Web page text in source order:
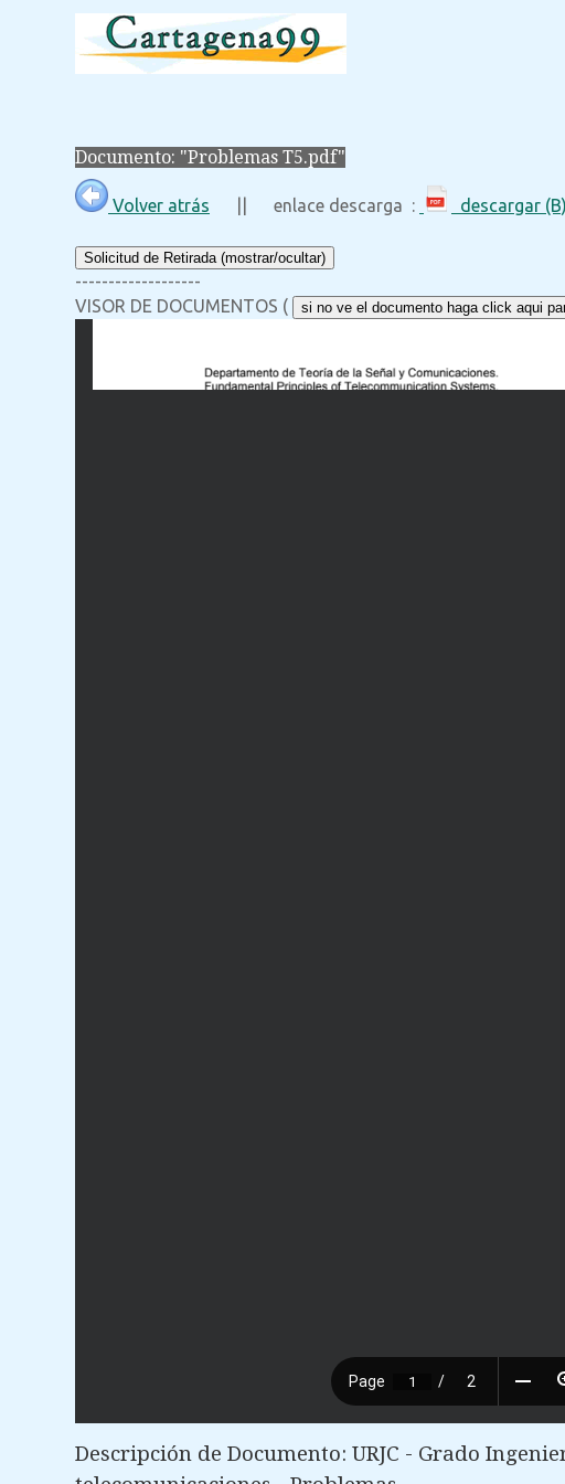
Documento: "Problemas T5.pdf"
Volver atrás || enlace descarga : descargar (B)
Solicitud de Retirada (mostrar/ocultar)
-------------------
VISOR DE DOCUMENTOS (
si no ve el documento haga click aqui
Descripción de Documento: URJC - Grado